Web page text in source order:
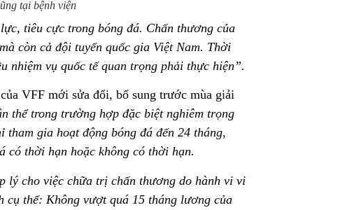
tại bệnh viện
tiêu cực trong bóng đá. Chấn thương của
còn cả đội tuyển quốc gia Việt Nam. Thời
nhiệm vụ quốc tế quan trọng phải thực hiện”.
VFF mới sửa đổi, bổ sung trước mùa giải
thể trong trường hợp đặc biệt nghiêm trọng
gia hoạt động bóng đá đến 24 tháng,
có thời hạn hoặc không có thời hạn.
lý cho việc chữa trị chấn thương do hành vi vi
cụ thể: Không vượt quá 15 tháng lương của